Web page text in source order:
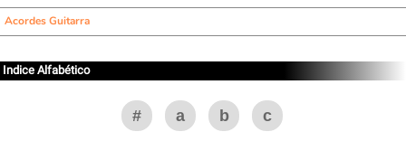
Acordes Guitarra
Indice Alfabético
# a b c